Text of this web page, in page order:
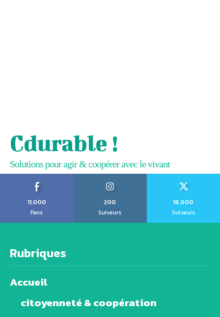
Cdurable !
Solutions pour agir & coopérer avec le vivant
11,000
Fans
200
Suiveurs
18,000
Suiveurs
Rubriques
Accueil
citoyenneté & coopération